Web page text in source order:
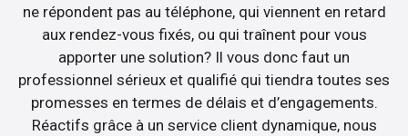
ne répondent pas au téléphone, qui viennent en retard
aux rendez-vous fixés, ou qui traînent pour vous
apporter une solution? Il vous donc faut un
professionnel sérieux et qualifié qui tiendra toutes ses
promesses en termes de délais et d’engagements.
Réactifs grâce à un service client dynamique, nous